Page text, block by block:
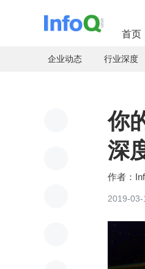
首页
企业动态 行业深度
你
深
2019-03-